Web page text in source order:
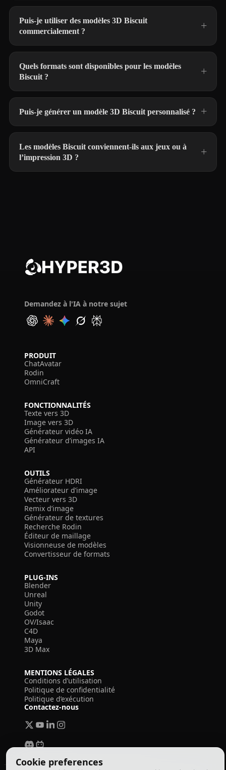
Cookie preferences
Puis-je utiliser des modèles 3D Biscuit
commercialement ?
Quels formats sont disponibles pour les modèles
Biscuit ?
Puis-je générer un modèle 3D Biscuit personnalisé ?
Les modèles Biscuit conviennent-ils aux jeux ou à
l’impression 3D ?
Demandez à l'IA à notre sujet
PRODUIT
ChatAvatar
Rodin
OmniCraft
FONCTIONNALITÉS
Texte vers 3D
Image vers 3D
Générateur vidéo IA
Générateur d’images IA
API
OUTILS
Générateur HDRI
Améliorateur d’image
Vecteur vers 3D
Remix d’image
Générateur de textures
Recherche Rodin
Éditeur de maillage
Visionneuse de modèles
Convertisseur de formats
PLUG-INS
Blender
Unreal
Unity
Godot
OV/Isaac
C4D
Maya
3D Max
MENTIONS LÉGALES
Conditions d’utilisation
Politique de confidentialité
Politique d’exécution
Contactez-nous